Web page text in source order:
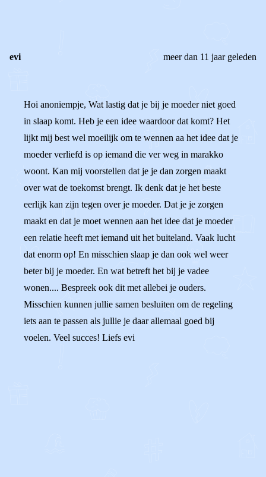
evi meer dan 11 jaar geleden
Hoi anoniempje, Wat lastig dat je bij je moeder niet goed
in slaap komt. Heb je een idee waardoor dat komt? Het
lijkt mij best wel moeilijk om te wennen aa het idee dat je
moeder verliefd is op iemand die ver weg in marakko
woont. Kan mij voorstellen dat je je dan zorgen maakt
over wat de toekomst brengt. Ik denk dat je het beste
eerlijk kan zijn tegen over je moeder. Dat je je zorgen
maakt en dat je moet wennen aan het idee dat je moeder
een relatie heeft met iemand uit het buiteland. Vaak lucht
dat enorm op! En misschien slaap je dan ook wel weer
beter bij je moeder. En wat betreft het bij je vadee
wonen.... Bespreek ook dit met allebei je ouders.
Misschien kunnen jullie samen besluiten om de regeling
iets aan te passen als jullie je daar allemaal goed bij
voelen. Veel succes! Liefs evi